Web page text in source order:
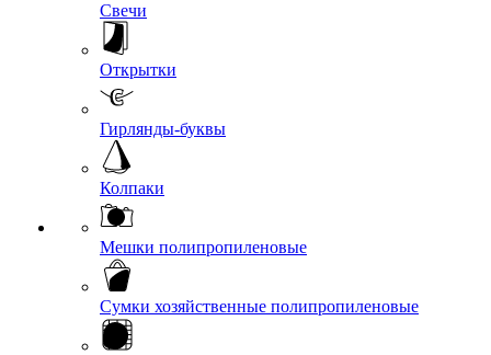
Свечи
Открытки
Гирлянды-буквы
Колпаки
Мешки полипропиленовые
Сумки хозяйственные полипропиленовые